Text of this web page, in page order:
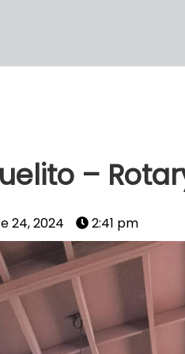
–
24, 2024 2:41 pm